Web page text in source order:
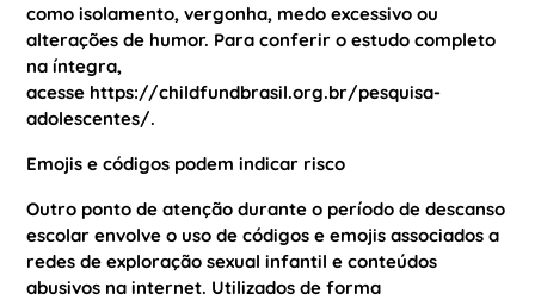
como isolamento, vergonha, medo excessivo ou
alterações de humor. Para conferir o estudo completo
na íntegra,
acesse https://childfundbrasil.org.br/pesquisa-
adolescentes/.
Emojis e códigos podem indicar risco
Outro ponto de atenção durante o período de descanso
escolar envolve o uso de códigos e emojis associados a
redes de exploração sexual infantil e conteúdos
abusivos na internet. Utilizados de forma